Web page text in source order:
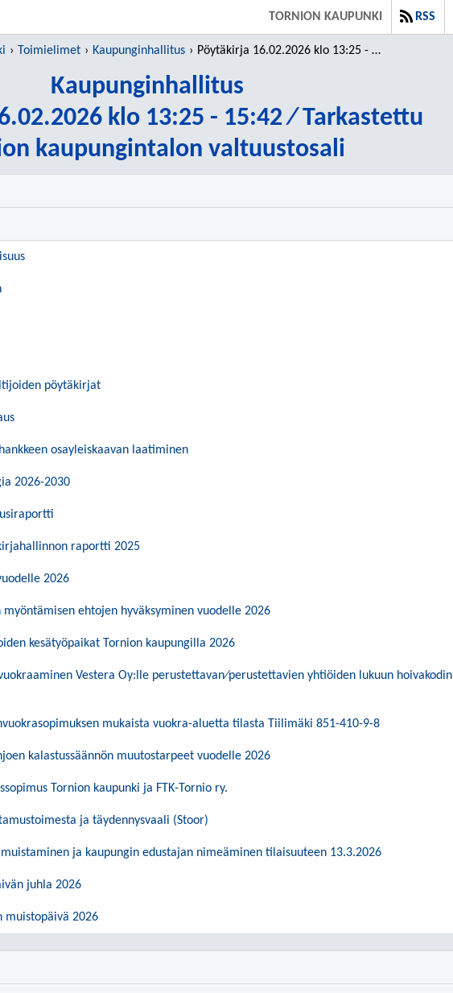
TORNION KAUPUNKI RSS
Toimielimet Kaupunginhallitus Pöytäkirja 16.02.2026 klo 13:25 - 15:42 ⁄ Tarkastettu
Kaupunginhallitus
klo 13:25 - 15:42 ⁄ Tarkastettu
kaupungintalon valtuustosali
pöytäkirjat
osayleiskaavan laatiminen
2026-2030
raportti 2025
2026
myöntämisen ehtojen hyväksyminen vuodelle 2026
kesätyöpaikat Tornion kaupungilla 2026
Vestera Oy:lle perustettavan⁄perustettavien yhtiöiden lukuun hoivakodin
mukaista vuokra-aluetta tilasta Tiilimäki 851-410-9-8
kalastussäännön muutostarpeet vuodelle 2026
Tornion kaupunki ja FTK-Tornio ry.
ja täydennysvaali (Stoor)
ja kaupungin edustajan nimeäminen tilaisuuteen 13.3.2026
juhla 2026
muistopäivä 2026